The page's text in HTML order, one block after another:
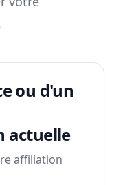
ou d'un
actuelle
affiliation